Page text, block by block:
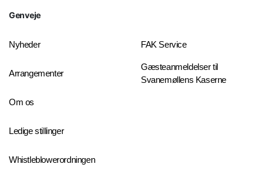
Genveje
Nyheder
Arrangementer
Om os
Ledige stillinger
Whistleblowerordningen
FAK Service
Gæsteanmeldelser til
Svanemøllens Kaserne